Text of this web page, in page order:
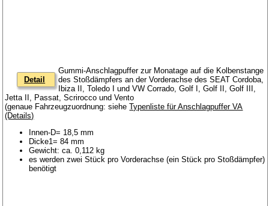
Detail
Gummi-Anschlagpuffer zur Monatage auf die Kolbenstange
des Stoßdämpfers an der Vorderachse des SEAT Cordoba,
Ibiza II, Toledo I und VW Corrado, Golf I, Golf II, Golf III,
Jetta II, Passat, Scrirocco und Vento
(genaue Fahrzeugzuordnung: sieheTypenliste für Anschlagpuffer VA
(Details)
Innen-D= 18,5 mm
Dicke1= 84 mm
Gewicht: ca. 0,112 kg
es werden zwei Stück pro Vorderachse (ein Stück pro Stoßdämpfer)
benötigt